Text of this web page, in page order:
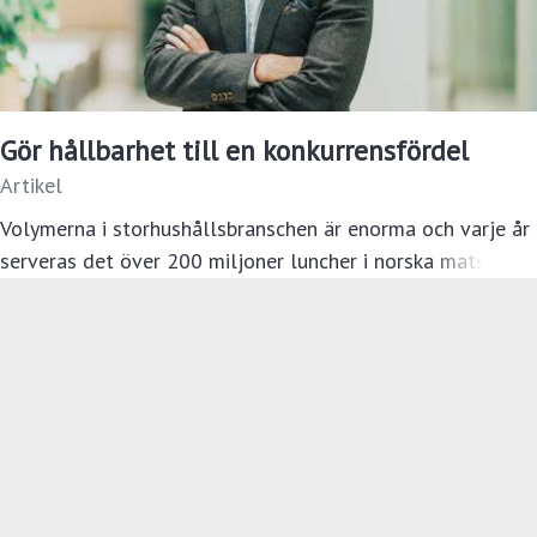
Gör hållbarhet till en konkurrensfördel
Artikel
Volymerna i storhushållsbranschen är enorma och varje år
serveras det över 200 miljoner luncher i norska matsalar.